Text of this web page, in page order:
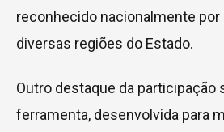
reconhecido nacionalmente
diversas regiões do Estado.
Outro destaque da participação
ferramenta, desenvolvida para